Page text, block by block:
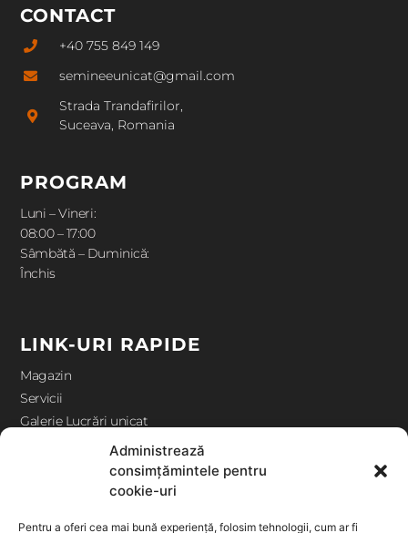
Administrează
consimțămintele pentru
cookie-uri
Pentru a oferi cea mai bună experiență, folosim tehnologii, cum ar fi
CONTACT
+40 755 849 149
semineeunicat@gmail.com
Strada Trandafirilor,
Suceava, Romania
PROGRAM
Luni – Vineri:
08:00 – 17:00
Sâmbătă – Duminică:
Închis
LINK-URI RAPIDE
Magazin
Servicii
Galerie Lucrări unicat